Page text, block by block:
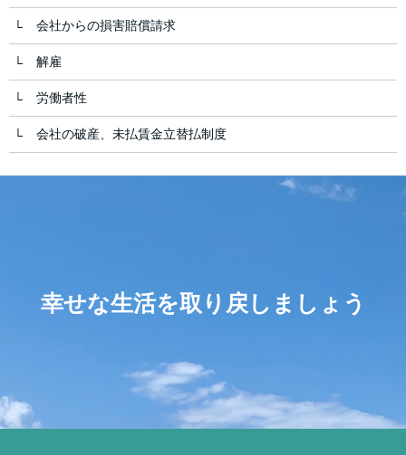
会社からの損害賠償請求
解雇
労働者性
会社の破産、未払賃金立替払制度
幸せな生活を取り戻しましょう